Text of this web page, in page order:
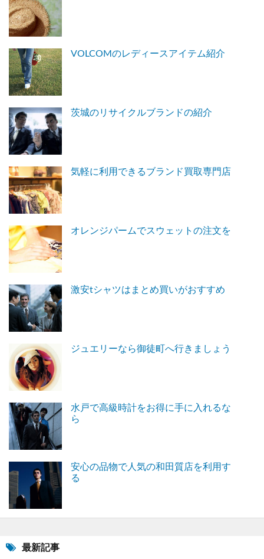
VOLCOMのレディースアイテム紹介
茨城のリサイクルブランドの紹介
気軽に利用できるブランド買取専門店
オレンジパームでスウェットの注文を
激安tシャツはまとめ買いがおすすめ
ジュエリーなら御徒町へ行きましょう
水戸で高級時計をお得に手に入れるな
ら
安心の品物で人気の和田質店を利用す
る
最新記事